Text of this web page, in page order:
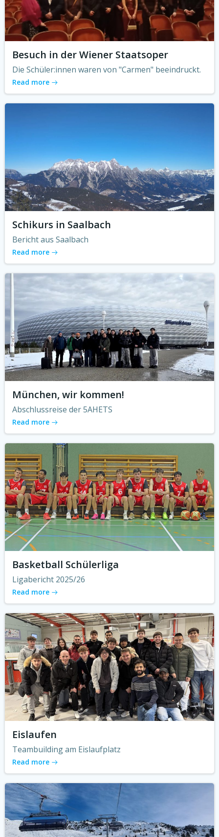
Besuch in der Wiener Staatsoper
Die Schüler:innen waren von "Carmen" beeindruckt.
Read more
Schikurs in Saalbach
Bericht aus Saalbach
Read more
München, wir kommen!
Abschlussreise der 5AHETS
Read more
Basketball Schülerliga
Ligabericht 2025/26
Read more
Eislaufen
Teambuilding am Eislaufplatz
Read more